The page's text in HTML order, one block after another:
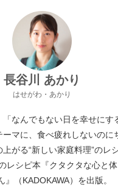
長谷川 あかり
はせがわ・あかり
なんでもない日を幸せにす
マに、食べ疲れしないのに
がる“新しい家庭料理”のレ
レシピ本『クタクタな心と体
（KADOKAWA）を出版。